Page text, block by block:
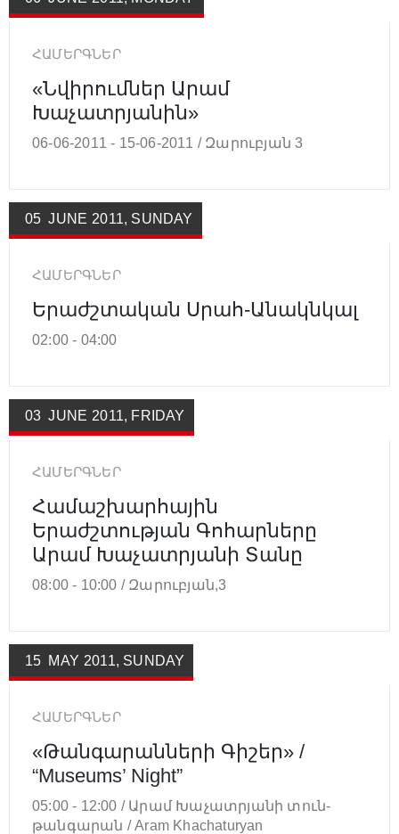
ՀԱՄԵՐԳՆԵՐ
«Նվիրումներ Արամ
Խաչատրյանին»
06-06-2011 - 15-06-2011 / Զարուբյան 3
05 JUNE 2011, SUNDAY
ՀԱՄԵՐԳՆԵՐ
Երաժշտական Սրահ-Անակնկալ
02:00 - 04:00
03 JUNE 2011, FRIDAY
ՀԱՄԵՐԳՆԵՐ
Համաշխարհային
Երաժշտության Գոհարները
Արամ Խաչատրյանի Տանը
08:00 - 10:00 / Զարուբյան,3
15 MAY 2011, SUNDAY
ՀԱՄԵՐԳՆԵՐ
«Թանգարանների Գիշեր» /
“Museums’ Night”
05:00 - 12:00 / Արամ Խաչատրյանի տուն-
թանգարան / Aram Khachaturyan